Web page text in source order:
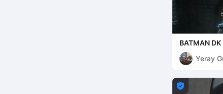
BATMAN DK
Yeray
